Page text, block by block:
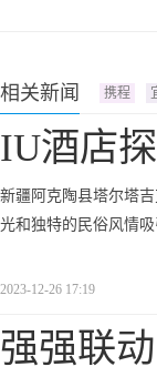
相关新闻 携程
IU酒店
新疆阿克陶县塔尔塔
光和独特的民俗风情吸
2023-12-26 17:19
强强联